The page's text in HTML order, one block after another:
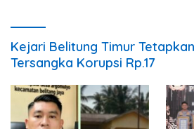
Kejari Belitung Timur
Tersangka Korupsi Rp.17